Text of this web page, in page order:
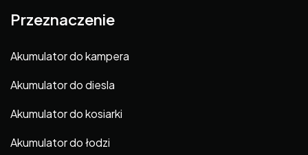
Przeznaczenie
Akumulator do kampera
Akumulator do diesla
Akumulator do kosiarki
Akumulator do łodzi